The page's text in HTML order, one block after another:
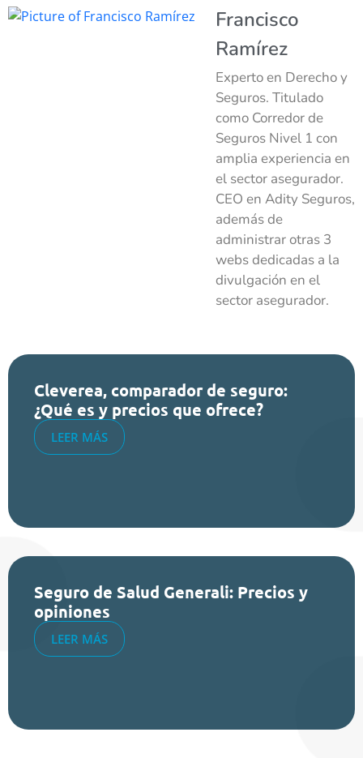
Francisco
Ramírez
Experto en Derecho y
Seguros. Titulado
como Corredor de
Seguros Nivel 1 con
amplia experiencia en
el sector asegurador.
CEO en Adity Seguros,
además de
administrar otras 3
webs dedicadas a la
divulgación en el
sector asegurador.
Cleverea, comparador de seguro:
¿Qué es y precios que ofrece?
LEER MÁS
Seguro de Salud Generali: Precios y
opiniones
LEER MÁS